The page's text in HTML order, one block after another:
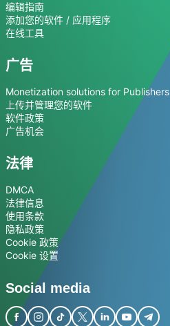
编辑指南
添加您的软件 / 应用程序
在线工具
广告
Monetization solutions for Publishers
上传并管理您的软件
软件政策
广告机会
法律
DMCA
法律信息
使用条款
隐私政策
Cookie 政策
Cookie 设置
Social media